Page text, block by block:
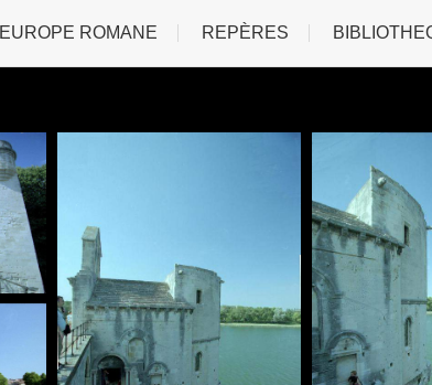
EUROPE ROMANE REPÈRES